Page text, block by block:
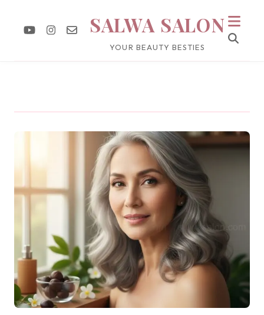
SALWA SALON
YOUR BEAUTY BESTIES